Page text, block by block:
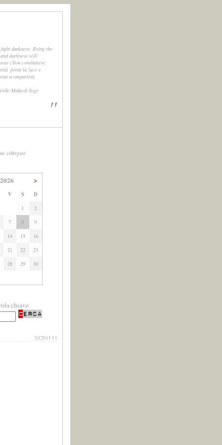
darkness. Bring the
darkness will
(Non combattere
porta la luce e
scomparirà)
Mahesh Yogy
"
collegate
>
V S D
1
2
7 8
9
14 15
16
21 22
23
28 29
30
chiave